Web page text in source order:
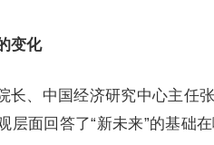
变化
长、中国经济研究中心主任
层面回答了“新未来”的基础在